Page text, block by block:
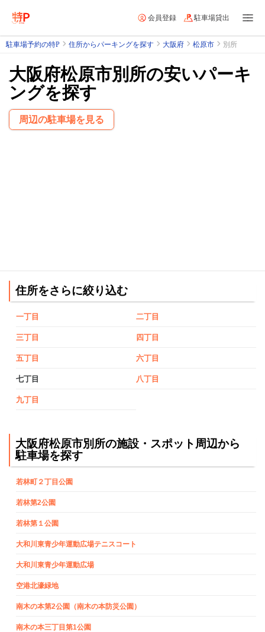
会員登録 駐車場貸出
駐車場予約の特P 住所からパーキングを探す 大阪府 松原市 別所
大阪府松原市別所の安いパーキ
ングを探す
周辺の駐車場を見る
住所をさらに絞り込む
一丁目 二丁目
三丁目 四丁目
五丁目 六丁目
七丁目 八丁目
九丁目
大阪府松原市別所の施設・スポット周辺から
駐車場を探す
若林町２丁目公園
若林第2公園
若林第１公園
大和川東青少年運動広場テニスコート
大和川東青少年運動広場
空港北濠緑地
南木の本第2公園（南木の本防災公園）
南木の本三丁目第1公園